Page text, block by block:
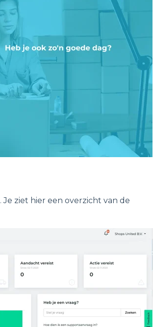
. Je ziet hier een overzicht van de